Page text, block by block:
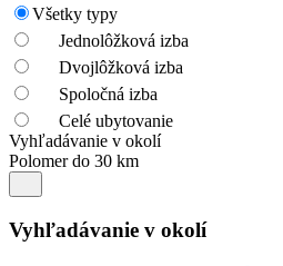
Všetky typy
Jednolôžková izba
Dvojlôžková izba
Spoločná izba
Celé ubytovanie
Vyhľadávanie v okolí
Polomer do 30 km
Vyhľadávanie v okolí